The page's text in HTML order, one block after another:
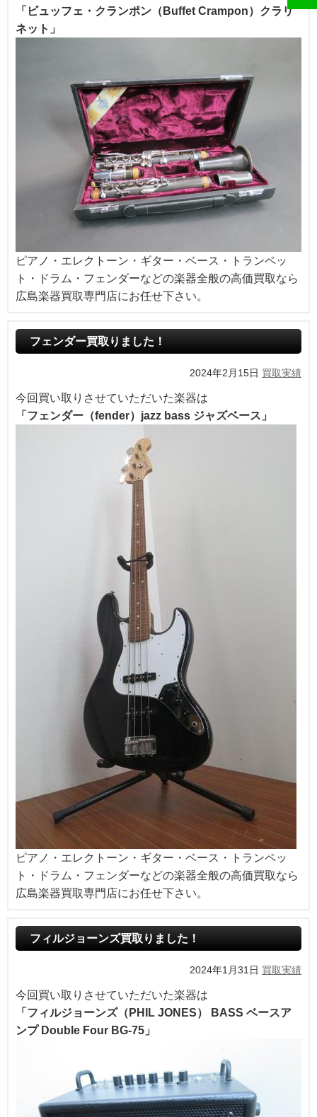
「ビュッフェ・クランポン（Buffet Crampon）クラリ
ネット」
ピアノ・エレクトーン・ギター・ベース・トランペッ
ト・ドラム・フェンダーなどの楽器全般の高価買取なら
広島楽器買取専門店にお任せ下さい。
フェンダー買取りました！
2024年2月15日 買取実績
今回買い取りさせていただいた楽器は
「フェンダー（fender）jazz bass ジャズベース」
ピアノ・エレクトーン・ギター・ベース・トランペッ
ト・ドラム・フェンダーなどの楽器全般の高価買取なら
広島楽器買取専門店にお任せ下さい。
フィルジョーンズ買取りました！
2024年1月31日 買取実績
今回買い取りさせていただいた楽器は
「フィルジョーンズ（PHIL JONES） BASS ベースア
ンプ Double Four BG-75」